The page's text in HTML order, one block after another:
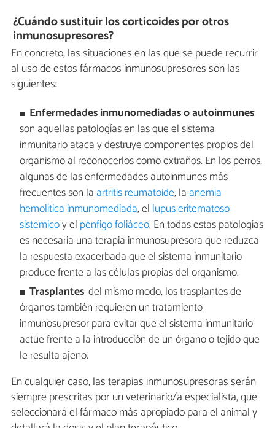
¿Cuándo sustituir los corticoides por otros
inmunosupresores?
En concreto, las situaciones en las que se puede recurrir
al uso de estos fármacos inmunosupresores son las
siguientes:
Enfermedades inmunomediadas o autoinmunes:
son aquellas patologías en las que el sistema
inmunitario ataca y destruye componentes propios del
organismo al reconocerlos como extraños. En los perros,
algunas de las enfermedades autoinmunes más
frecuentes son la artritis reumatoide, la anemia
hemolítica inmunomediada, el lupus eritematoso
sistémicoy el pénfigo foliáceo. En todas estas patologías
es necesaria una terapia inmunosupresora que reduzca
la respuesta exacerbada que el sistema inmunitario
produce frente a las células propias del organismo.
Trasplantes: del mismo modo, los trasplantes de
órganos también requieren un tratamiento
inmunosupresor para evitar que el sistema inmunitario
actúe frente a la introducción de un órgano o tejido que
le resulta ajeno.
En cualquier caso, las terapias inmunosupresoras serán
siempre prescritas por un veterinario/a especialista, que
seleccionará el fármaco más apropiado para el animal y